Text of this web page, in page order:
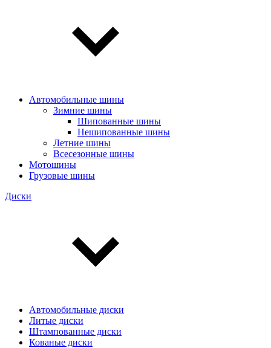
Автомобильные шины
Зимние шины
Шипованные шины
Нешипованные шины
Летние шины
Всесезонные шины
Мотошины
Грузовые шины
Диски
Автомобильные диски
Литые диски
Штампованные диски
Кованые диски